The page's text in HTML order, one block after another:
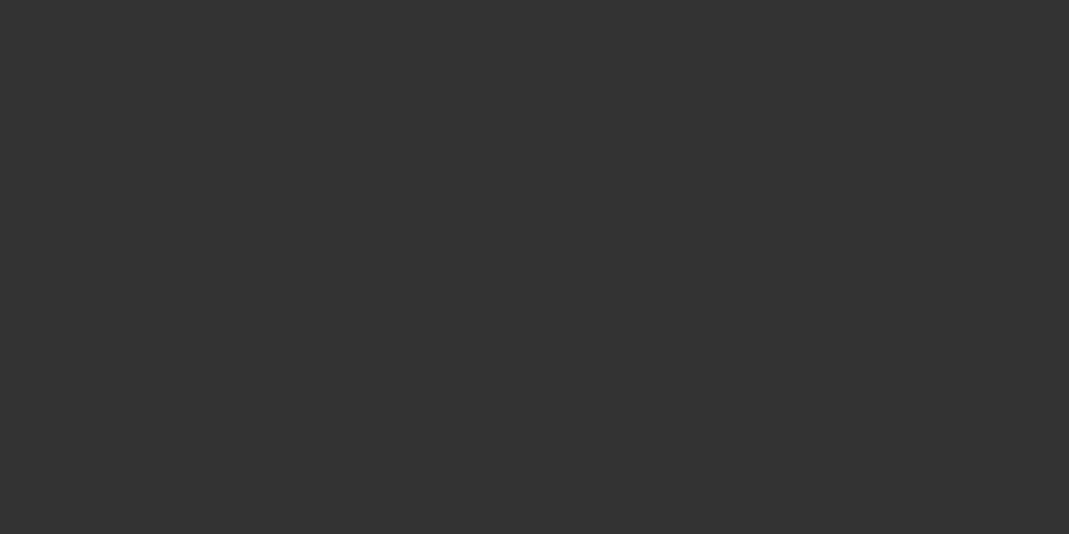
Sie, Ihr Team und die Welt. Als globaler Marktführer bieten wir Ihnen alles,
bei ABB genau das Richtige für dich!
Kennenlernen
im Unternehmen (Anwenden)
Inbetriebnahme, Bedienung, Instandhaltung und Umrüstung von Produktionsmaschinen und -anlagen